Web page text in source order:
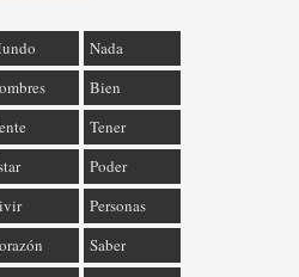
Nada
Bien
Tener
Poder
Personas
Saber